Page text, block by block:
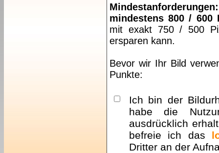
Mindestanforderungen:
mindestens 800 / 600
mit exakt 750 / 500
ersparen kann.
Bevor wir Ihr Bild
Punkte:
Ich bin der
habe die
ausdrücklich
befreie ich das
Dritter an der